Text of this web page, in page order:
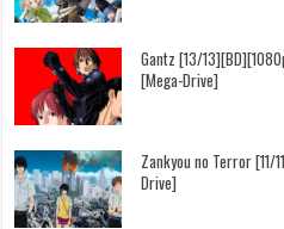
Gantz [13/
[Mega-Drive]
Zankyou no Terror [11/
Drive]